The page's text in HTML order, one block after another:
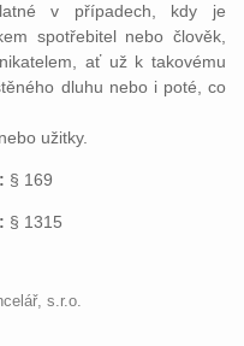
v případech, kdy je
spotřebitel nebo člověk,
ať už k takovému
dluhu nebo i poté, co
užitky.
§ 169
§ 1315
s.r.o.